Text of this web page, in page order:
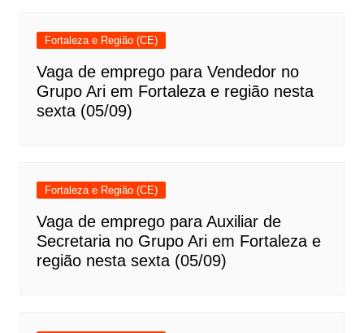
Fortaleza e Região (CE)
Vaga de emprego para Vendedor no
Grupo Ari em Fortaleza e região nesta
sexta (05/09)
Fortaleza e Região (CE)
Vaga de emprego para Auxiliar de
Secretaria no Grupo Ari em Fortaleza e
região nesta sexta (05/09)